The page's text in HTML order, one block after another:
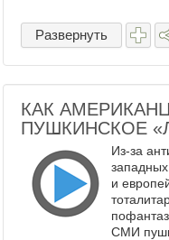
зрения
Развернуть
КАК
ПУШКИНСКОЕ
Из-за
и
СМИ